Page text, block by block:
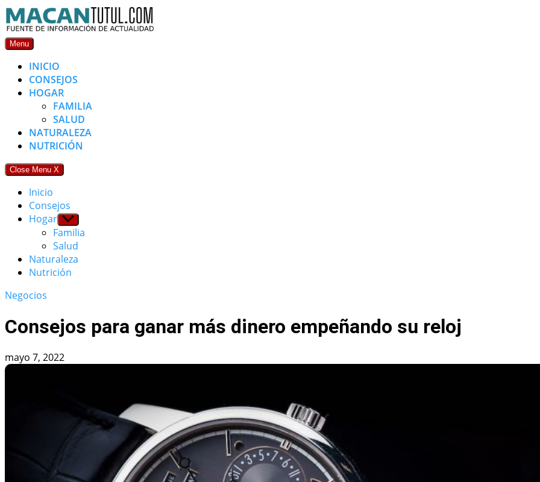
Skip
to
content
Menu
INICIO
CONSEJOS
HOGAR
FAMILIA
SALUD
NATURALEZA
NUTRICIÓN
Close Menu X
Inicio
Consejos
Hogar Show
sub
menu
Familia
Salud
Naturaleza
Nutrición
Negocios
Consejos para ganar más dinero empeñando su reloj
mayo 7, 2022